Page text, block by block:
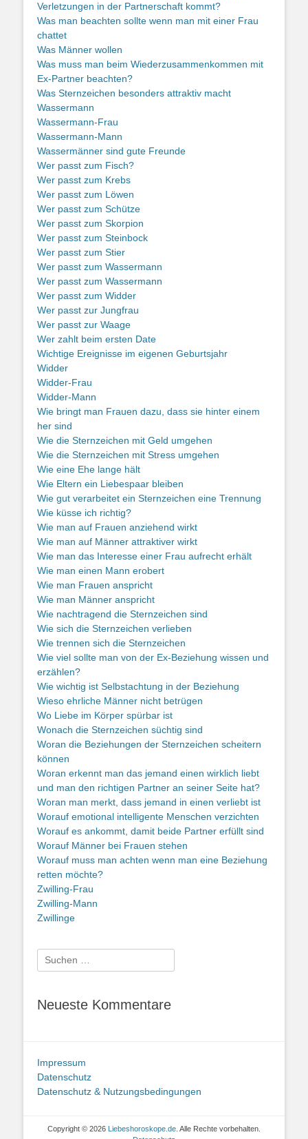
Verletzungen in der Partnerschaft kommt?
Was man beachten sollte wenn man mit einer Frau
chattet
Was Männer wollen
Was muss man beim Wiederzusammenkommen mit
Ex-Partner beachten?
Was Sternzeichen besonders attraktiv macht
Wassermann
Wassermann-Frau
Wassermann-Mann
Wassermänner sind gute Freunde
Wer passt zum Fisch?
Wer passt zum Krebs
Wer passt zum Löwen
Wer passt zum Schütze
Wer passt zum Skorpion
Wer passt zum Steinbock
Wer passt zum Stier
Wer passt zum Wassermann
Wer passt zum Wassermann
Wer passt zum Widder
Wer passt zur Jungfrau
Wer passt zur Waage
Wer zahlt beim ersten Date
Wichtige Ereignisse im eigenen Geburtsjahr
Widder
Widder-Frau
Widder-Mann
Wie bringt man Frauen dazu, dass sie hinter einem
her sind
Wie die Sternzeichen mit Geld umgehen
Wie die Sternzeichen mit Stress umgehen
Wie eine Ehe lange hält
Wie Eltern ein Liebespaar bleiben
Wie gut verarbeitet ein Sternzeichen eine Trennung
Wie küsse ich richtig?
Wie man auf Frauen anziehend wirkt
Wie man auf Männer attraktiver wirkt
Wie man das Interesse einer Frau aufrecht erhält
Wie man einen Mann erobert
Wie man Frauen anspricht
Wie man Männer anspricht
Wie nachtragend die Sternzeichen sind
Wie sich die Sternzeichen verlieben
Wie trennen sich die Sternzeichen
Wie viel sollte man von der Ex-Beziehung wissen und
erzählen?
Wie wichtig ist Selbstachtung in der Beziehung
Wieso ehrliche Männer nicht betrügen
Wo Liebe im Körper spürbar ist
Wonach die Sternzeichen süchtig sind
Woran die Beziehungen der Sternzeichen scheitern
können
Woran erkennt man das jemand einen wirklich liebt
und man den richtigen Partner an seiner Seite hat?
Woran man merkt, dass jemand in einen verliebt ist
Worauf emotional intelligente Menschen verzichten
Worauf es ankommt, damit beide Partner erfüllt sind
Worauf Männer bei Frauen stehen
Worauf muss man achten wenn man eine Beziehung
retten möchte?
Zwilling-Frau
Zwilling-Mann
Zwillinge
Suche
nach:
Neueste Kommentare
Impressum
Datenschutz
Datenschutz & Nutzungsbedingungen
Copyright © 2026 Liebeshoroskope.de . Alle Rechte vorbehalten.